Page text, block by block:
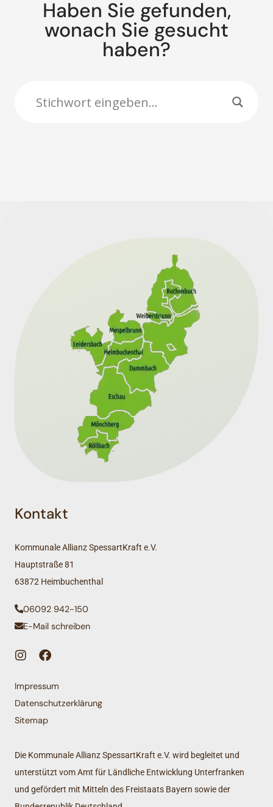
Haben Sie gefunden,
wonach Sie gesucht
haben?
Kontakt
Kommunale Allianz SpessartKraft e.V.
Hauptstraße 81
63872 Heimbuchenthal
06092 942-150
E-Mail schreiben
Impressum
Datenschutzerklärung
Sitemap
Die Kommunale Allianz SpessartKraft e.V. wird begleitet und
unterstützt vom Amt für Ländliche Entwicklung Unterfranken
und gefördert mit Mitteln des Freistaats Bayern sowie der